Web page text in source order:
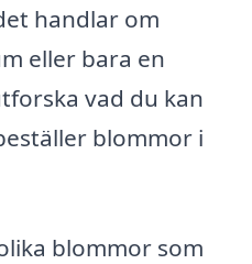
handlar om
eller bara en
vad du kan
blommor i
blommor som